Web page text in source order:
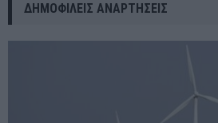
ΔΗΜΟΦΙΛΕΊΣ ΑΝΑΡΤΉΣΕΙΣ